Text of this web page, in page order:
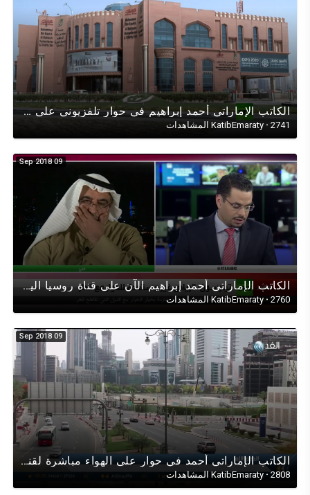
الكاتب اﻹماراتي أحمد إبراهيم في حوار تلفزيوني على (قناة RT) عن إدانة الإمارات لتفجيرات سان بطرسبورغ.
KatibEmaraty · 2741 المشاهدات
09 Sep 2018
الكاتب الإماراتي أحمد إبراهيم الآن على قناة روسيا اليوم حول زيارة ريكس تليرسون للمنطقة (قطروالخليج)
KatibEmaraty · 2760 المشاهدات
09 Sep 2018
الكاتب الإماراتي أحمد في حوار على الهواء مباشرة لقناة (الغد العربي) عن القرار الإمارات الإنساني
KatibEmaraty·2808 المشاهدات